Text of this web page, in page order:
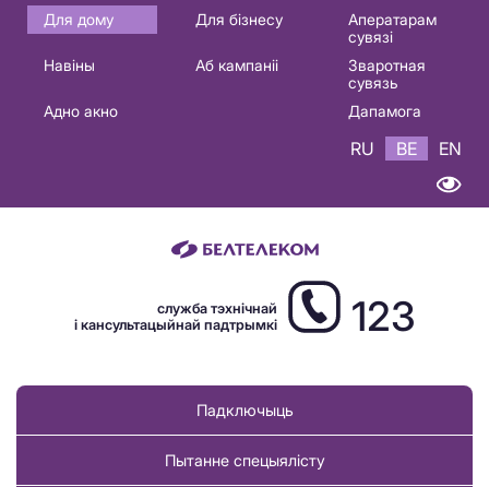
Основная
навигация
Для дому Для бізнесу
Аператарам
сувязі
Навіны
Аб кампаніі
Зваротная
сувязь
Адно акно
Дапамога
RU BE EN
служба тэхнічнай
і кансультацыйнай падтрымкі
123
Падключыць
Пытанне спецыялісту